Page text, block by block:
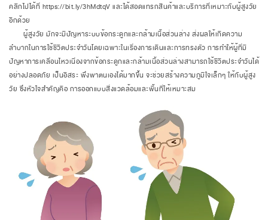
คลิกไปได้ที่ https://bit.ly/3hMdtqV และได้สอดแทรกสินค้าและบริการที่เหมาะกับผู้สูงวัย
อีกด้วย
ผู้สูงวัย มักจะมีปัญหาระบบข้อกระดูกและกล้ามเนื้อส่วนล่าง ส่งผลให้เกิดความ
ลำบากในการใช้ชีวิตประจำวันโดยเฉพาะในเรื่องการเดินและการทรงตัว การทำให้ผู้ที่มี
ปัญหาการเคลื่อนไหวเนื่องจากข้อกระดูกและกล้ามเนื้อส่วนล่างสามารถใช้ชีวิตประจำวันได้
อย่างปลอดภัย เป็นอิสระ พึ่งพาตนเองได้มากขึ้น จะช่วยสร้างความภูมิใจเล็กๆ ให้กับผู้สูง
วัย ซึ่งหัวใจสำคัญคือ การออกแบบสิ่งแวดล้อมและพื้นที่ให้เหมาะสม